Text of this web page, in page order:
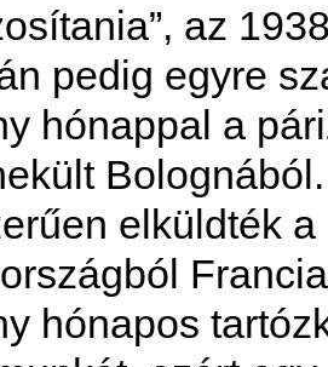
az
pedig egyre
hónappal a
el­­küldték
hónapos